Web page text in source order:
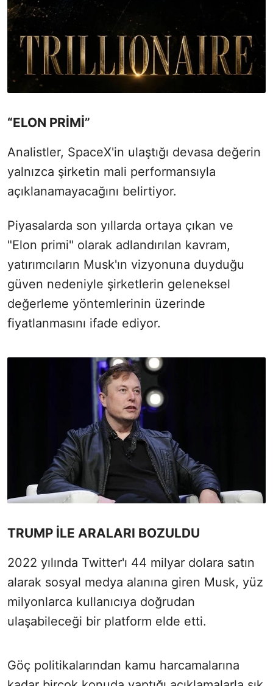
“ELON PRİMİ”
Analistler, SpaceX'in ulaştığı devasa değerin
yalnızca şirketin mali performansıyla
açıklanamayacağını belirtiyor.
Piyasalarda son yıllarda ortaya çıkan ve
"Elon primi" olarak adlandırılan kavram,
yatırımcıların Musk'ın vizyonuna duyduğu
güven nedeniyle şirketlerin geleneksel
değerleme yöntemlerinin üzerinde
fiyatlanmasını ifade ediyor.
TRUMP İLE ARALARI BOZULDU
2022 yılında Twitter'ı 44 milyar dolara satın
alarak sosyal medya alanına giren Musk, yüz
milyonlarca kullanıcıya doğrudan
ulaşabileceği bir platform elde etti.
Göç politikalarından kamu harcamalarına